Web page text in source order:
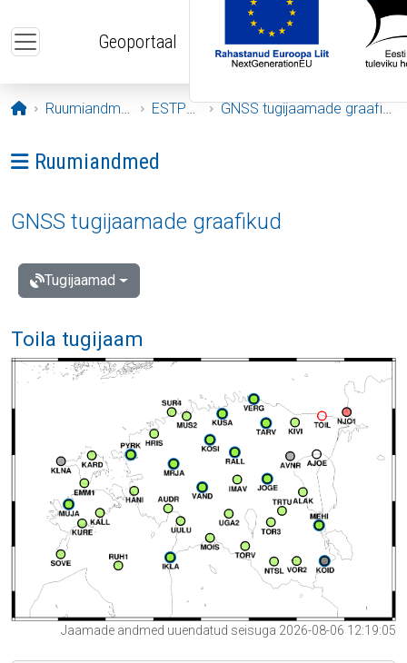
Geoportaal
Avaleht
Ruumiandmed ESTPOS GNSS tugijaamade graafikud
Ava menüü: Ruumiandmed
Ruumiandmed
GNSS tugijaamade graafikud
Tugijaamad
Toila tugijaam
Jaamade andmed uuendatud seisuga 2026-08-06 12:19:05